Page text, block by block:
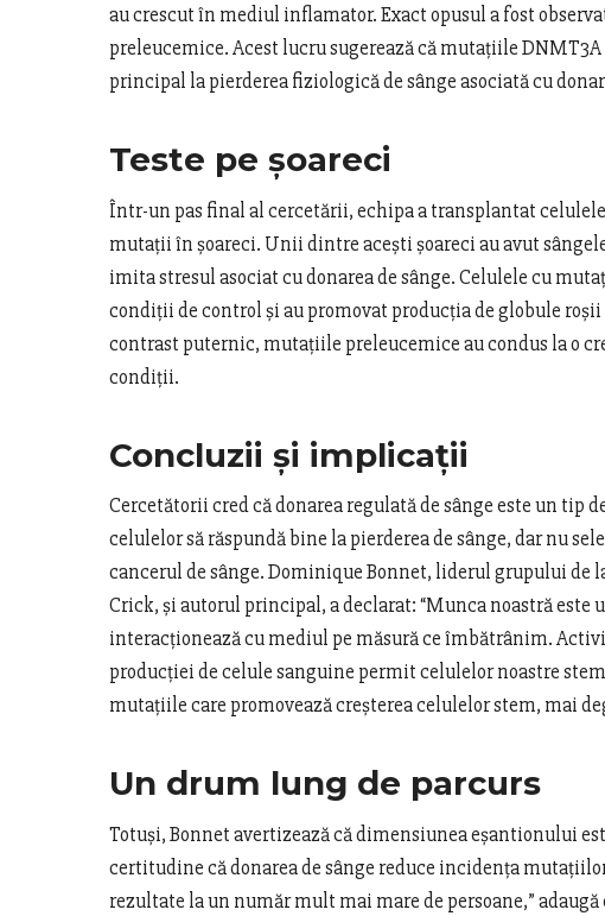
au crescut în mediul inflamator. Exact opusul a fost
preleucemice. Acest lucru sugerează că mutațiile
principal la pierderea fiziologică de sânge asociată cu
Teste pe șoareci
Într-un pas final al cercetării, echipa a transplantat
mutații în șoareci. Unii dintre acești șoareci au avut
imita stresul asociat cu donarea de sânge. Celulele cu
condiții de control și au promovat producția de globule
contrast puternic, mutațiile preleucemice au condus la o
condiții.
Concluzii și implicații
Cercetătorii cred că donarea regulată de sânge este un tip
celulelor să răspundă bine la pierderea de sânge, dar nu
cancerul de sânge. Dominique Bonnet, liderul grupului de
Crick, și autorul principal, a declarat: “Munca noastră este
interacționează cu mediul pe măsură ce îmbătrânim.
producției de celule sanguine permit celulelor noastre
mutațiile care promovează creșterea celulelor stem, mai
Un drum lung de parcurs
Totuși, Bonnet avertizează că dimensiunea eșantionului
certitudine că donarea de sânge reduce incidența
rezultate la un număr mult mai mare de persoane,”